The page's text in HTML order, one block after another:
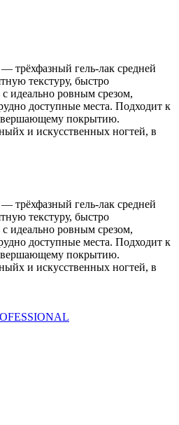
трёхфазный гель-лак средней
текстуру, быстро
идеально ровным срезом,
доступные места. Подходит к
покрытию.
и искусственных ногтей, в
трёхфазный гель-лак средней
текстуру, быстро
идеально ровным срезом,
доступные места. Подходит к
покрытию.
и искусственных ногтей, в